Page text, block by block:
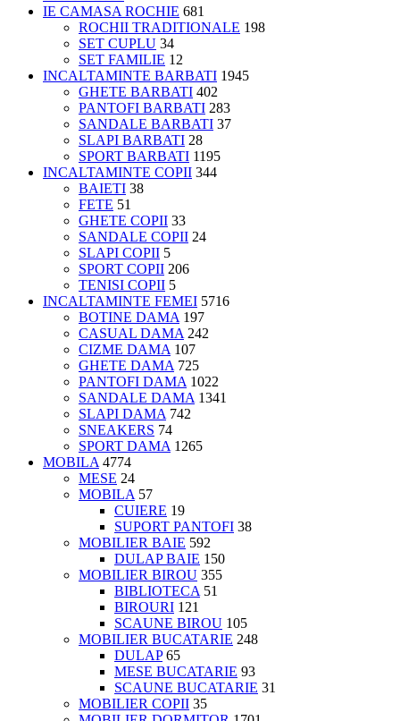
IE CAMASA ROCHIE 681
ROCHII TRADITIONALE 198
SET CUPLU 34
SET FAMILIE 12
INCALTAMINTE BARBATI 1945
GHETE BARBATI 402
PANTOFI BARBATI 283
SANDALE BARBATI 37
SLAPI BARBATI 28
SPORT BARBATI 1195
INCALTAMINTE COPII 344
BAIETI 38
FETE 51
GHETE COPII 33
SANDALE COPII 24
SLAPI COPII 5
SPORT COPII 206
TENISI COPII 5
INCALTAMINTE FEMEI 5716
BOTINE DAMA 197
CASUAL DAMA 242
CIZME DAMA 107
GHETE DAMA 725
PANTOFI DAMA 1022
SANDALE DAMA 1341
SLAPI DAMA 742
SNEAKERS 74
SPORT DAMA 1265
MOBILA 4774
MESE 24
MOBILA 57
CUIERE 19
SUPORT PANTOFI 38
MOBILIER BAIE 592
DULAP BAIE 150
MOBILIER BIROU 355
BIBLIOTECA 51
BIROURI 121
SCAUNE BIROU 105
MOBILIER BUCATARIE 248
DULAP 65
MESE BUCATARIE 93
SCAUNE BUCATARIE 31
MOBILIER COPII 35